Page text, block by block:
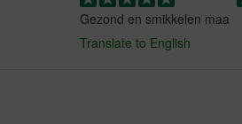
Gezond en smikkelen maa
Translate to English